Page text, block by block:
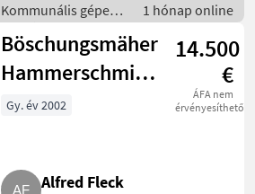
Kommunális gépek /
Rézsűkasza
1 hónap online
Böschungsmäher
Hammerschmidt
DZ.3 mit 1,25 m
14.500
€
ÁFA nem
érvényesíthető
Gy. év 2002
Alfred Fleck